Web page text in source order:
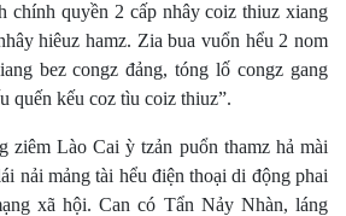
chính quyền 2 cấp nhây coiz thiuz xiang
hiêuz hamz. Zia bua vuổn hểu 2 nom
bez congz đảng, tóng lố congz gang
quến kếu coz tìu coiz thiuz”.
ziêm Lào Cai ỳ tzản puổn thamz hả mài
nải mảng tài hểu điện thoại di động phai
xã hội. Can có Tẩn Nảy Nhàn, láng